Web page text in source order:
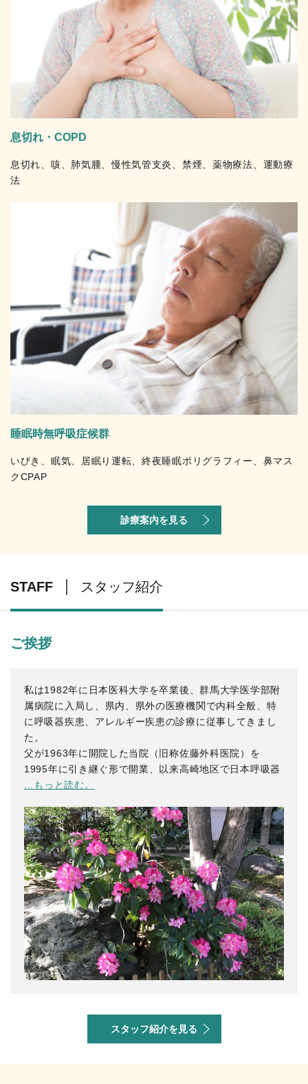
息切れ・COPD
息切れ、咳、肺気腫、慢性気管支炎、禁煙、薬物療法、運動療
法
睡眠時無呼吸症候群
いびき、眠気、居眠り運転、終夜睡眠ポリグラフィー、鼻マス
クCPAP
診療案内を見る
STAFF スタッフ紹介
ご挨拶
私は1982年に日本医科大学を卒業後、群馬大学医学部附
属病院に入局し、県内、県外の医療機関で内科全般、特
に呼吸器疾患、アレルギー疾患の診療に従事してきまし
た。
父が1963年に開院した当院（旧称佐藤外科医院）を
1995年に引き継ぐ形で開業、以来高崎地区で日本呼吸器
...もっと読む。
スタッフ紹介を見る